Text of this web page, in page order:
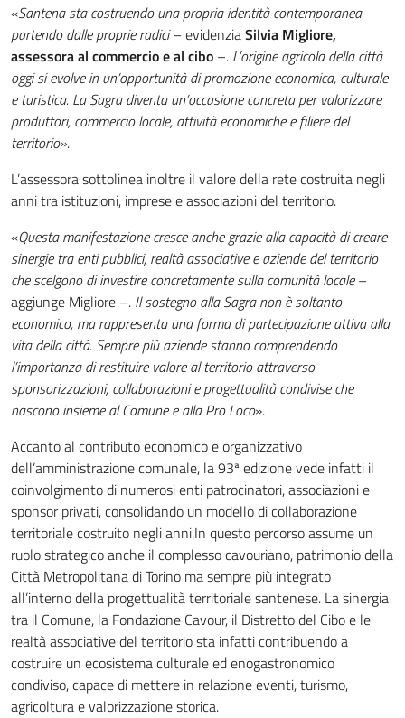
«Santena sta costruendo una propria identità contemporanea
partendo dalle proprie radici– evidenziaSilvia Migliore,
assessora al commercio e al cibo –. L’origine agricola della città
oggi si evolve in un’opportunità di promozione economica, culturale
e turistica. La Sagra diventa un’occasione concreta per valorizzare
produttori, commercio locale, attività economiche e filiere del
territorio».
L’assessora sottolinea inoltre il valore della rete costruita negli
anni tra istituzioni, imprese e associazioni del territorio.
«Questa manifestazione cresce anche grazie alla capacità di creare
sinergie tra enti pubblici, realtà associative e aziende del territorio
che scelgono di investire concretamente sulla comunità locale–
aggiunge Migliore –. Il sostegno alla Sagra non è soltanto
economico, ma rappresenta una forma di partecipazione attiva alla
vita della città. Sempre più aziende stanno comprendendo
l’importanza di restituire valore al territorio attraverso
sponsorizzazioni, collaborazioni e progettualità condivise che
nascono insieme al Comune e alla Pro Loco».
Accanto al contributo economico e organizzativo
dell’amministrazione comunale, la 93ª edizione vede infatti il
coinvolgimento di numerosi enti patrocinatori, associazioni e
sponsor privati, consolidando un modello di collaborazione
territoriale costruito negli anni.In questo percorso assume un
ruolo strategico anche il complesso cavouriano, patrimonio della
Città Metropolitana di Torino ma sempre più integrato
all’interno della progettualità territoriale santenese. La sinergia
tra il Comune, la Fondazione Cavour, il Distretto del Cibo e le
realtà associative del territorio sta infatti contribuendo a
costruire un ecosistema culturale ed enogastronomico
condiviso, capace di mettere in relazione eventi, turismo,
agricoltura e valorizzazione storica.